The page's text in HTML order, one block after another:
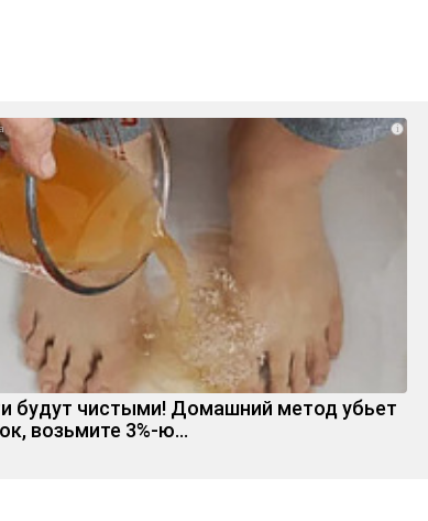
i
будут чистыми! Домашний метод убьет
возьмите 3%-ю…